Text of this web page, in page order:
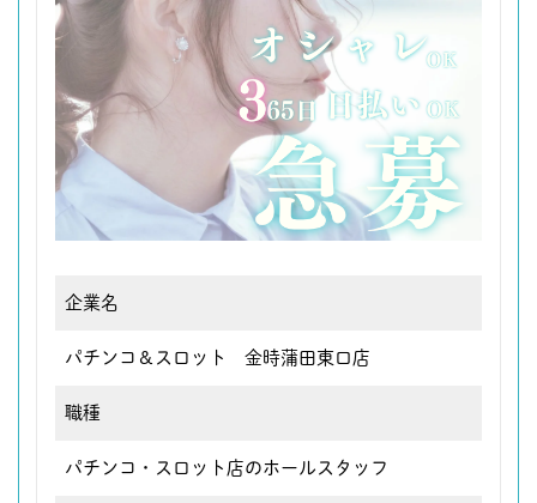
企業名
パチンコ＆スロット 金時蒲田東口店
職種
パチンコ・スロット店のホールスタッフ